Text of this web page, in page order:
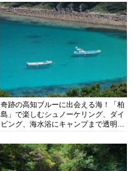
奇跡の高知ブルーに出会える海！「柏
島」で楽しむシュノーケリング、ダイ
ビング、海水浴にキャンプまで透明度